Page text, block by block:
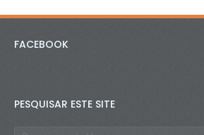
FACEBOOK
PESQUISAR ESTE SITE